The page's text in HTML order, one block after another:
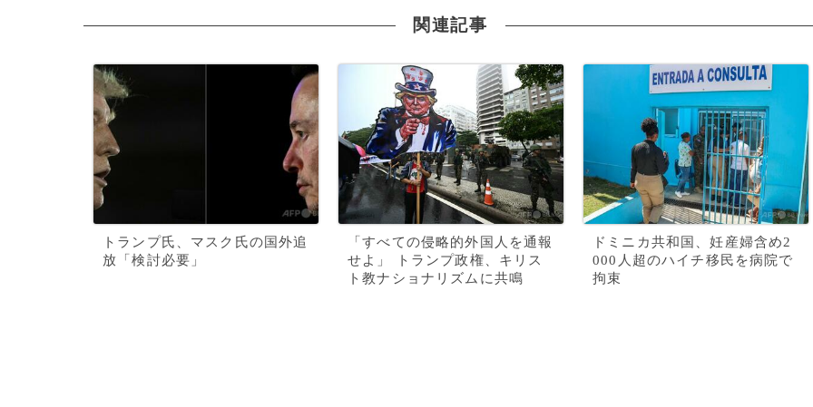
関連記事
トランプ氏、マスク氏の国外追
放「検討必要」
「すべての侵略的外国人を通報
せよ」 トランプ政権、キリス
ト教ナショナリズムに共鳴
ドミニカ共和国、妊産婦含め2
000人超のハイチ移民を病院で
拘束